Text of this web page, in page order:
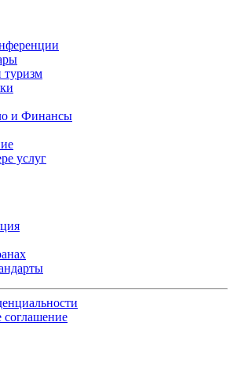
туризм
и Финансы
услуг
соглашение